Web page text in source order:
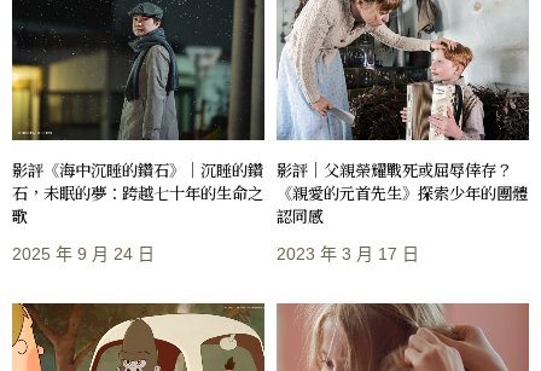
影評《海中沉睡的鑽石》｜沉睡的鑽
石，未眠的夢：跨越七十年的生命之
歌
2025 年 9 月 24 日
影評｜父親榮耀戰死或屈辱倖存？
《親愛的元首先生》探索少年的團體
認同感
2023 年 3 月 17 日